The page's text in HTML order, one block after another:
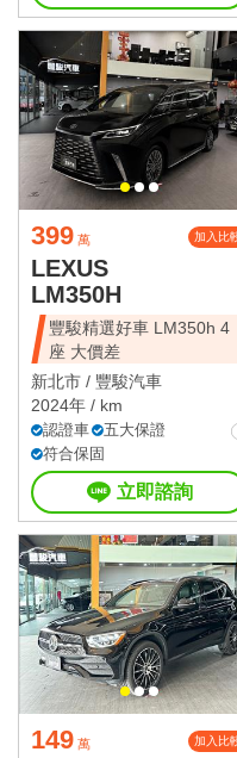
399 萬 加入比
LEXUS
LM350H
豐駿精選好車 LM350h 4
座 大價差
新北市 / 豐駿汽車
2024年 / km
認證車
五大保證
符合保固
立即諮詢
149 萬 加入比